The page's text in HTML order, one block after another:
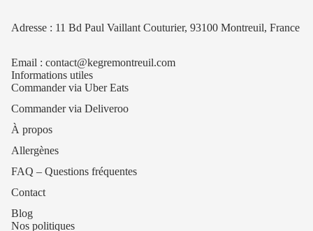
Adresse : 11 Bd Paul Vaillant Couturier, 93100 Montreuil, France
Email : contact@kegremontreuil.com
Informations utiles
Commander via Uber Eats
Commander via Deliveroo
À propos
Allergènes
FAQ – Questions fréquentes
Contact
Blog
Nos politiques